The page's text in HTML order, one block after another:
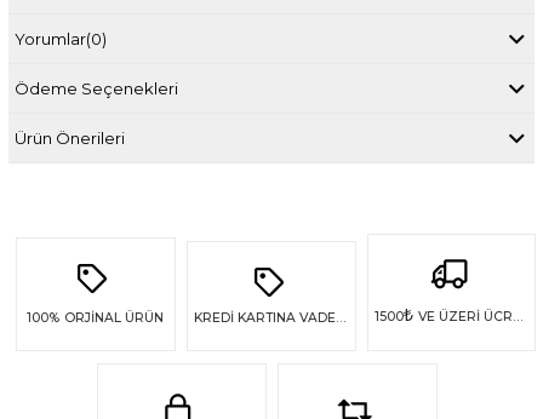
Yorumlar(0)
Ödeme Seçenekleri
Ürün Önerileri
100% ORJİNAL ÜRÜN 1500₺ VE ÜZERİ ÜCRETSİZ KARGO